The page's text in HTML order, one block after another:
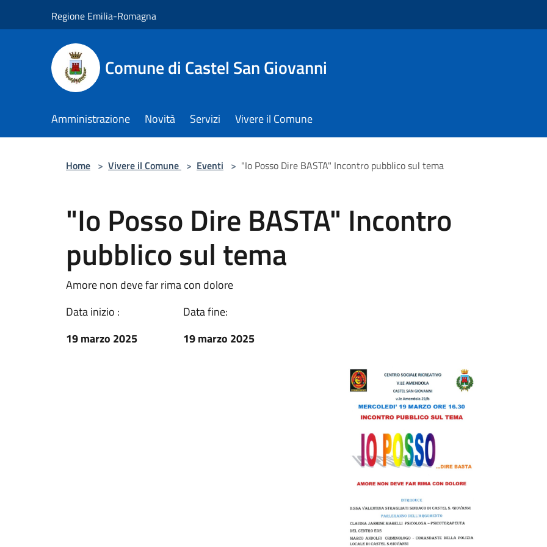
Regione Emilia-Romagna
Comune di Castel San Giovanni
Amministrazione Novità Servizi Vivere il Comune
Home > Vivere il Comune > Eventi > "Io Posso Dire BASTA" Incontro pubblico sul tema
"Io Posso Dire BASTA" Incontro
pubblico sul tema
Amore non deve far rima con dolore
Data inizio :
19 marzo 2025
Data fine:
19 marzo 2025